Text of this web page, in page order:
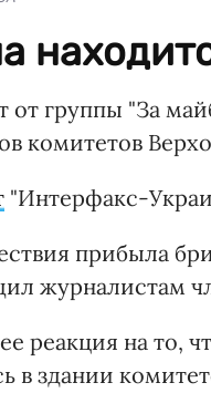
от группы "За
комитетов
"Интерфакс-
прибыла
журналистам
реакция на то,
в здании